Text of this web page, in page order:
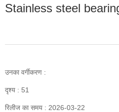
Stainless steel
उनका वर्गीकरण :
दृश्य : 51
रिलीज का समय : 2026-03-22